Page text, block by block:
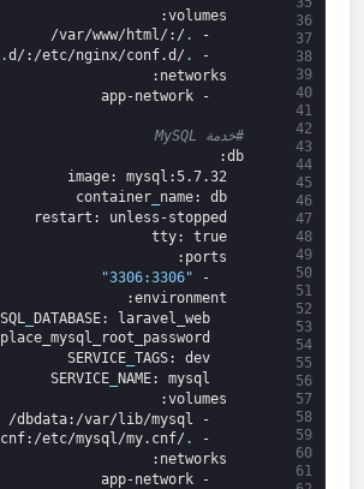
36
37
38
39
40
41
42
43
44
45
46
47
48
49
50
51
52
53
54
55
56
57
58
59
60
61
volumes
:
-
.
/
:/var/www/html/
-
.
/nginx/conf
.d/ :/etc/nginx/conf.d/
networks
:
-
app-network
#خدمة MySQL
db
:
image: mysql :5.7.32
container name: db
restart : unless-stopped
tty: true
ports
:
-
"3306:3306"
environment
:
_DATABASE: laravel_web
SERVICE _TAGS: dev
SERVICE
NAME: mysql
volumes
:
-
dbdata:/var/lib/mysql/
-
.
/mysql/my
cnf:/etc/mysql/my.cnf
:
-
app-network